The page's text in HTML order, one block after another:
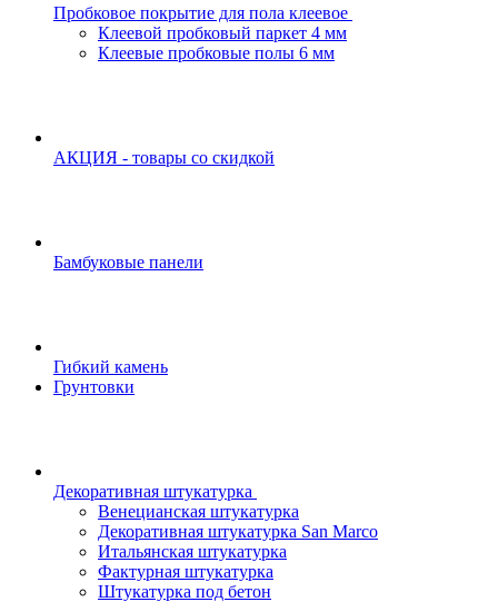
Пробковое покрытие для пола клеевое
Клеевой пробковый паркет 4 мм
Клеевые пробковые полы 6 мм
АКЦИЯ - товары со скидкой
Бамбуковые панели
Гибкий камень
Грунтовки
Декоративная штукатурка
Венецианская штукатурка
Декоративная штукатурка San Marco
Итальянская штукатурка
Фактурная штукатурка
Штукатурка под бетон